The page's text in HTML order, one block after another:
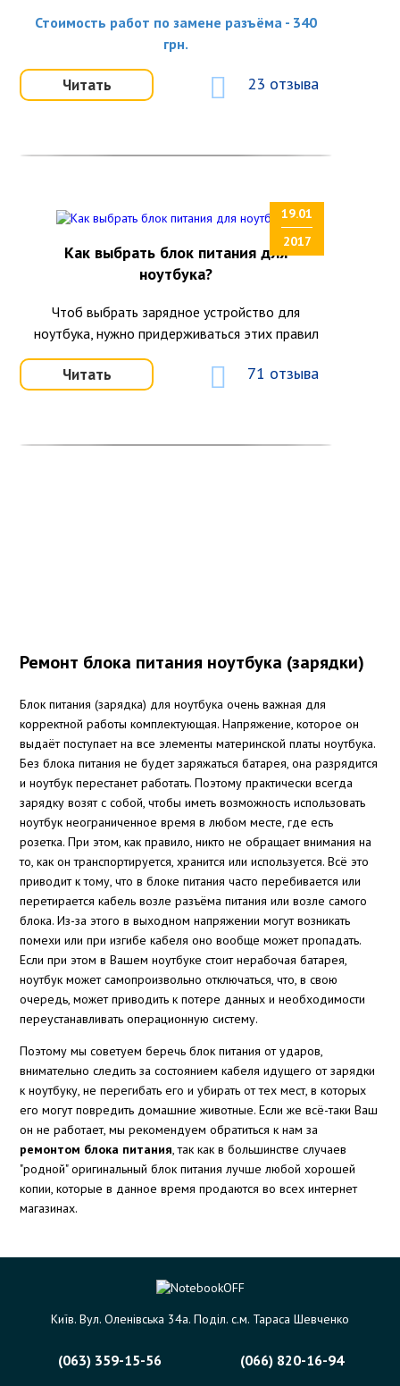
Стоимость работ по замене разъёма - 340
грн.
Читать 23 отзыва
19.01
2017
Как выбрать блок питания для
ноутбука?
Чтоб выбрать зарядное устройство для
ноутбука, нужно придерживаться этих правил
Читать 71 отзыва
Ремонт блока питания ноутбука (зарядки)
Блок питания (зарядка) для ноутбука очень важная для
корректной работы комплектующая. Напряжение, которое он
выдаёт поступает на все элементы материнской платы ноутбука.
Без блока питания не будет заряжаться батарея, она разрядится
и ноутбук перестанет работать. Поэтому практически всегда
зарядку возят с собой, чтобы иметь возможность использовать
ноутбук неограниченное время в любом месте, где есть
розетка. При этом, как правило, никто не обращает внимания на
то, как он транспортируется, хранится или используется. Всё это
приводит к тому, что в блоке питания часто перебивается или
перетирается кабель возле разъёма питания или возле самого
блока. Из-за этого в выходном напряжении могут возникать
помехи или при изгибе кабеля оно вообще может пропадать.
Если при этом в Вашем ноутбуке стоит нерабочая батарея,
ноутбук может самопроизвольно отключаться, что, в свою
очередь, может приводить к потере данных и необходимости
переустанавливать операционную систему.
Поэтому мы советуем беречь блок питания от ударов,
внимательно следить за состоянием кабеля идущего от зарядки
к ноутбуку, не перегибать его и убирать от тех мест, в которых
его могут повредить домашние животные. Если же всё-таки Ваш
он не работает, мы рекомендуем обратиться к нам за
ремонтом блока питания, так как в большинстве случаев
"родной" оригинальный блок питания лучше любой хорошей
копии, которые в данное время продаются во всех интернет
магазинах.
Київ. Вул. Оленівська 34а. Поділ. с.м. Тараса Шевченко
(063) 359-15-56
(066) 820-16-94